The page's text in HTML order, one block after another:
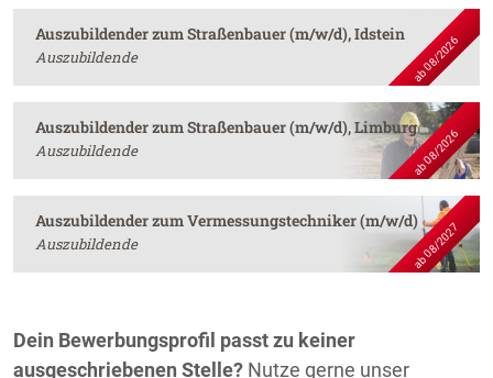
ab 08/2026
Auszubildender zum Straßenbauer (m/w/d), Idstein
Auszubildende
ab 08/2026
Auszubildender zum Straßenbauer (m/w/d), Limburg
Auszubildende
ab 08/2027
Auszubildender zum Vermessungstechniker (m/w/d)
Auszubildende
Dein Bewerbungsprofil passt zu keiner
ausgeschriebenen Stelle? Nutze gerne unser